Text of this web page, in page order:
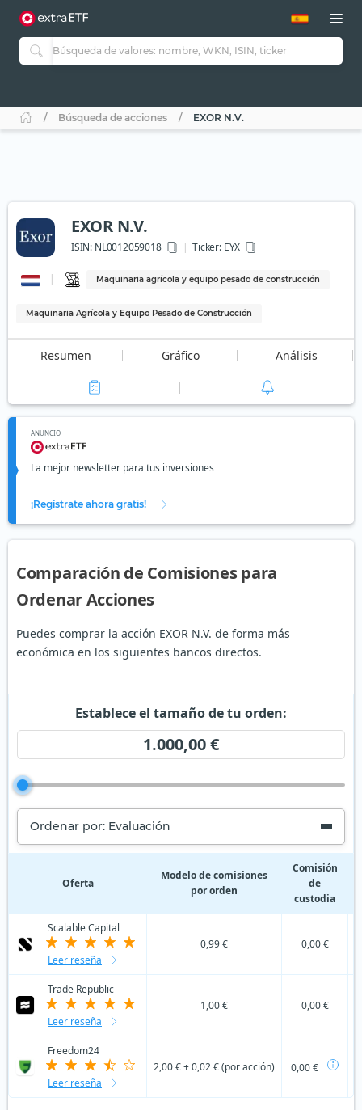
Búsqueda de acciones EXOR N.V.
EXOR N.V.
ISIN: NL0012059018 Ticker:EYX
Maquinaria agrícola y equipo pesado de construcción
Maquinaria Agrícola y Equipo Pesado de Construcción
Resumen Gráfico Análisis
ANUNCIO
La mejor newsletter para tus inversiones
¡Regístrate ahora gratis!
Comparación de Comisiones para
Ordenar Acciones
Puedes comprar la acción EXOR N.V. de forma más
económica en los siguientes bancos directos.
Establece el tamaño de tu orden:
1.000,00 €
Ordenar por: Evaluación
Oferta
Modelo de comisiones
por orden
Comisión
de
custodia
Scalable Capital
Leer reseña
0,99 € 0,00 €
Trade Republic
Leer reseña
1,00 € 0,00 €
Freedom24
Leer reseña
2,00 € + 0,02 € (por acción) 0,00 €